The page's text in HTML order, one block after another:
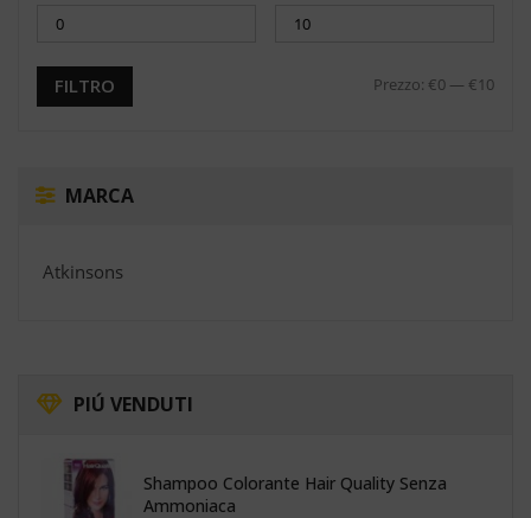
FILTRO Prezzo: €0 — €10
MARCA
Atkinsons
PIÚ VENDUTI
Shampoo Colorante Hair Quality Senza
Ammoniaca